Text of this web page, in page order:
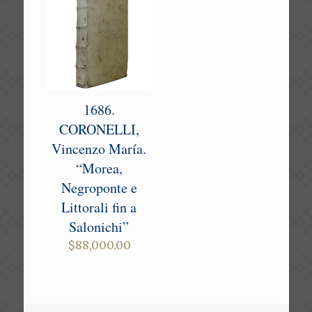
1686.
CORONELLI,
Vincenzo María.
“Morea,
Negroponte e
Littorali fin a
Salonichi”
$88,000.00